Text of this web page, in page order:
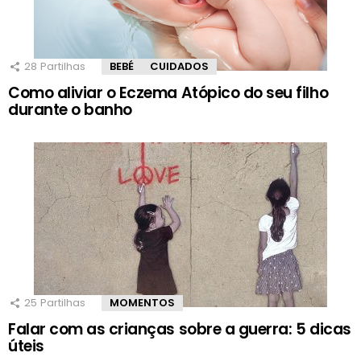
28 Partilhas BEBÉ CUIDADOS
Como aliviar o Eczema Atópico do seu filho
durante o banho
25 Partilhas MOMENTOS
Falar com as crianças sobre a guerra: 5 dicas
úteis